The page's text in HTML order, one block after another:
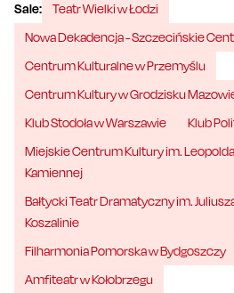
Sale:
Teatr Wielki w Łodzi
Nowa Dekadencja - Szczecińskie
Centrum Kulturalne w Przemyślu
Centrum Kultury w Grodzisku
Klub Stodoła w Warszawie
Klub
Miejskie Centrum Kultury im.
Kamiennej
Bałtycki Teatr Dramatyczny im.
Koszalinie
Filharmonia Pomorska w Bydgoszczy
Amfiteatr w Kołobrzegu